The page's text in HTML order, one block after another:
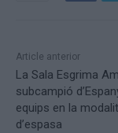
Article anterior
La Sala Esgrima
subcampió
equips en la
d’espasa